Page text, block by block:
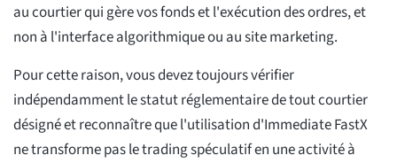
au courtier qui gère vos fonds et l'exécution des ordres, et
non à l'interface algorithmique ou au site marketing.
Pour cette raison, vous devez toujours vérifier
indépendamment le statut réglementaire de tout courtier
désigné et reconnaître que l'utilisation d'Immediate FastX
ne transforme pas le trading spéculatif en une activité à